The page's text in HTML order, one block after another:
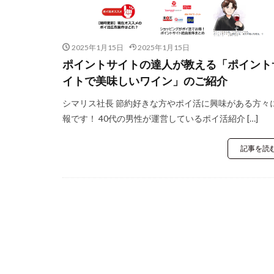
2025年1月15日 2025年1月15日
ポイントサイトの達人が教える「ポイント
イトで美味しいワイン」のご紹介
シマリス社長 節約好きな方やポイ活に興味がある方々
報です！ 40代の男性が運営しているポイ活紹介 […]
記事を読